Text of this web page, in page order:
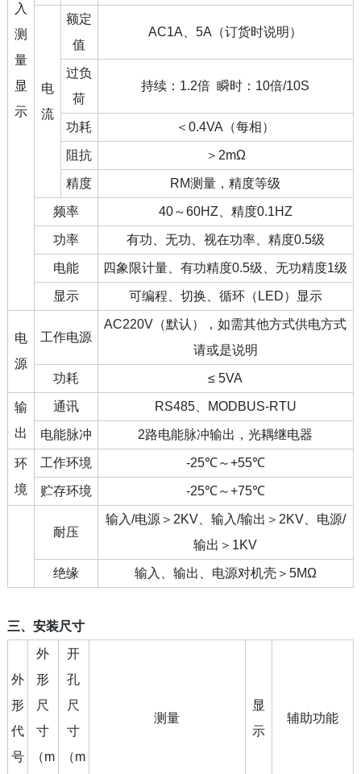
入
测
量
显
示
电
流
额定
值
AC1A、5A（订货时说明）
过负
荷
持续：1.2倍 瞬时：10倍/10S
功耗 ＜0.4VA（每相）
阻抗 ＞2mΩ
精度 RM测量，精度等级
频率 40～60HZ、精度0.1HZ
功率 有功、无功、视在功率、精度0.5级
电能 四象限计量、有功精度0.5级、无功精度1级
显示 可编程、切换、循环（LED）显示
电
源
工作电源
AC220V（默认），如需其他方式供电方式
请或是说明
功耗 ≤ 5VA
输
出
通讯 RS485、MODBUS-RTU
电能脉冲 2路电能脉冲输出，光耦继电器
环
境
工作环境 -25℃～+55℃
贮存环境 -25℃～+75℃
耐压
输入/电源＞2KV、输入/输出＞2KV、电源/
输出＞1KV
绝缘 输入、输出、电源对机壳＞5MΩ
三、安装尺寸
外
形
代
号
外
形
尺
寸
（m
开
孔
尺
寸
（m
测量
显
示
辅助功能